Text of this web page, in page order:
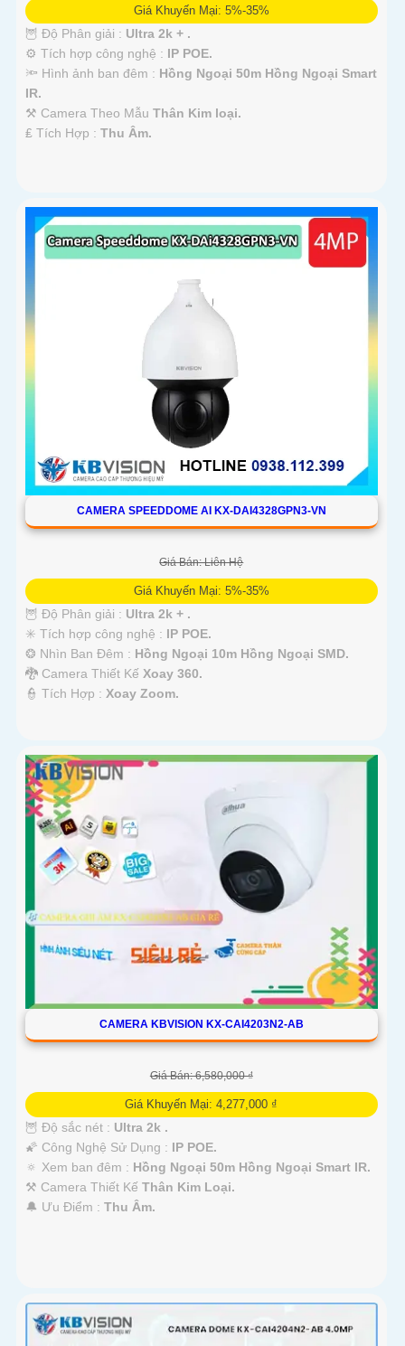
Giá Khuyến Mại: 5%-35%
🦉 Độ Phân giải : Ultra 2k + .
⚙ Tích hợp công nghệ : IP POE.
🔦 Hình ảnh ban đêm : Hồng Ngoại 50m Hồng Ngoại Smart
IR.
⚒ Camera Theo Mẫu Thân Kim loại.
️₤ Tích Hợp : Thu Âm.
CAMERA SPEEDDOME AI KX-DAI4328GPN3-VN
Giá Bán: Liên Hệ
Giá Khuyến Mại: 5%-35%
🦉 Độ Phân giải : Ultra 2k + .
✳️ Tích hợp công nghệ : IP POE.
❂ Nhìn Ban Đêm : Hồng Ngoại 10m Hồng Ngoại SMD.
🐉️ Camera Thiết Kế Xoay 360.
️👮 Tích Hợp : Xoay Zoom.
CAMERA KBVISION KX-CAI4203N2-AB
Giá Bán: 6,580,000 ₫
Giá Khuyến Mại: 4,277,000 ₫
🦉 Độ sắc nét : Ultra 2k .
🌠 Công Nghệ Sử Dụng : IP POE.
🔅 Xem ban đêm : Hồng Ngoại 50m Hồng Ngoại Smart IR.
⚒ Camera Thiết Kế Thân Kim Loại.
️🔔 Ưu Điểm : Thu Âm.